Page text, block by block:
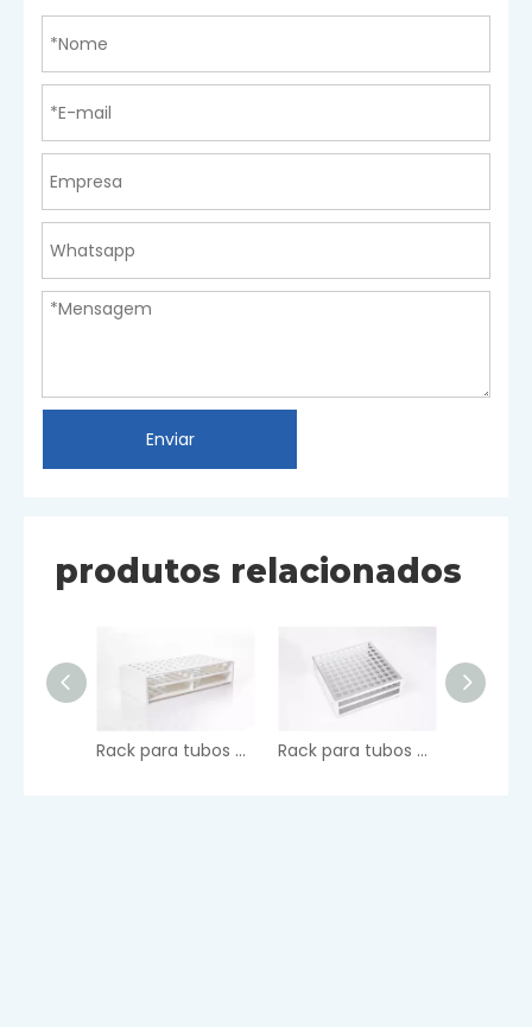
Enviar
produtos relacionados
Rack para tubos de ensaio de plástico Rack para tubos de ensaio de alumínio